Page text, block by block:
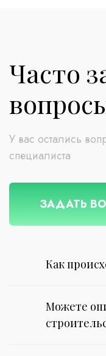
Часто
У вас остались
специалиста
ЗАДАТЬ
Как
Можете